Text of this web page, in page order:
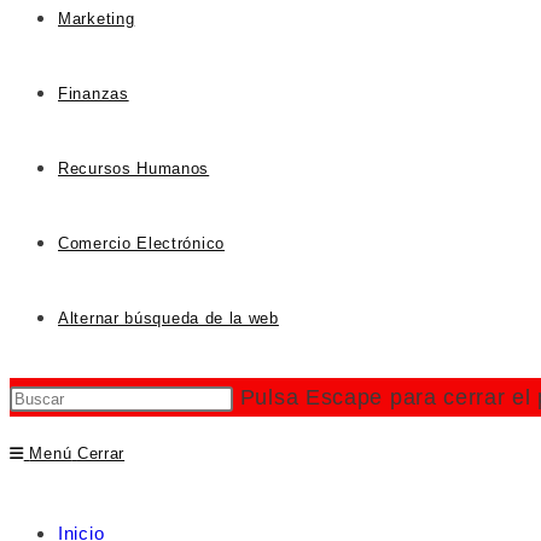
Marketing
Finanzas
Recursos Humanos
Comercio Electrónico
Alternar búsqueda de la web
Pulsa Escape para cerrar el
Menú Cerrar
Inicio